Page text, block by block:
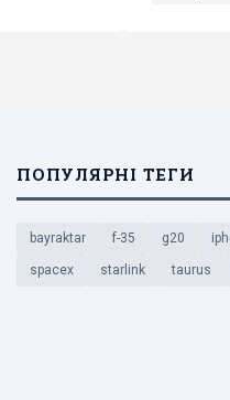
ПОПУЛЯРНІ ТЕГИ
bayraktar f-35 g20
spacex starlink taurus